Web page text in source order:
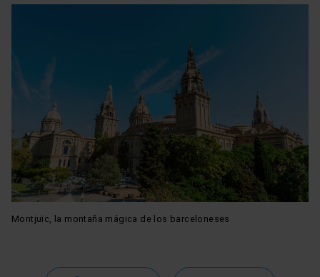
Montjuïc, la montaña mágica de los barceloneses